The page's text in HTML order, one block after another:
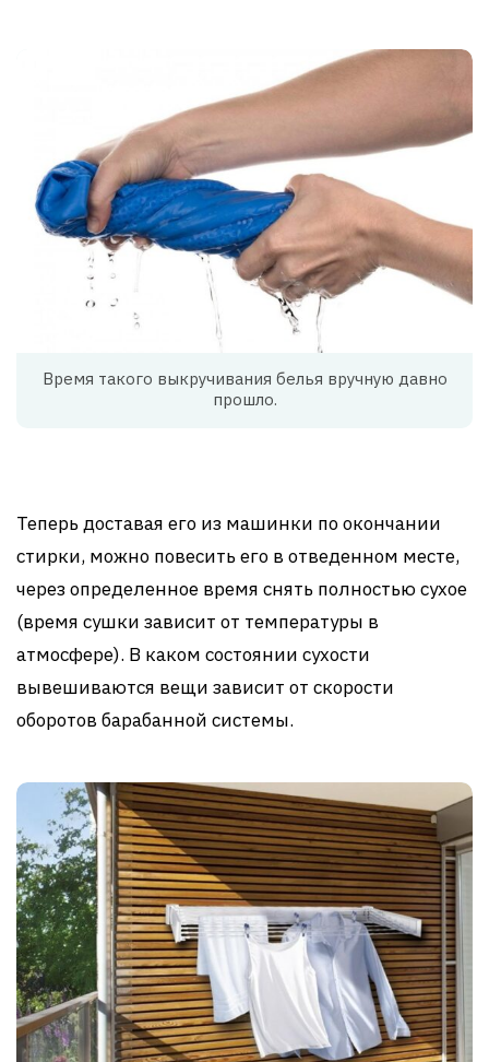
Время такого выкручивания белья вручную давно
прошло.
Теперь доставая его из машинки по окончании
стирки, можно повесить его в отведенном месте,
через определенное время снять полностью сухое
(время сушки зависит от температуры в
атмосфере). В каком состоянии сухости
вывешиваются вещи зависит от скорости
оборотов барабанной системы.